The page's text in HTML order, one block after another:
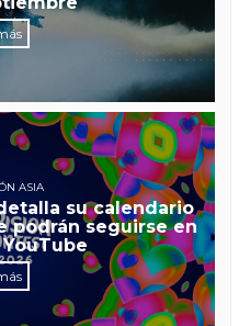
ASIA
su calendario
podrán seguirse en